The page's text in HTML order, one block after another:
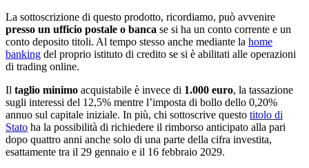
La sottoscrizione di questo prodotto, ricordiamo, può avvenire
presso un ufficio postale o banca se si ha un conto corrente e un
conto deposito titoli. Al tempo stesso anche mediante la home
banking del proprio istituto di credito se si è abilitati alle operazioni
di trading online.
Il taglio minimo acquistabile è invece di 1.000 euro, la tassazione
sugli interessi del 12,5% mentre l’imposta di bollo dello 0,20%
annuo sul capitale iniziale. In più, chi sottoscrive questo titolo di
Stato ha la possibilità di richiedere il rimborso anticipato alla pari
dopo quattro anni anche solo di una parte della cifra investita,
esattamente tra il 29 gennaio e il 16 febbraio 2029.